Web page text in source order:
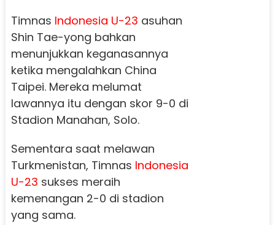
Timnas Indonesia U-23 asuhan
Shin Tae-yong bahkan
menunjukkan keganasannya
ketika mengalahkan China
Taipei. Mereka melumat
lawannya itu dengan skor 9-0 di
Stadion Manahan, Solo.
Sementara saat melawan
Turkmenistan, Timnas Indonesia
U-23 sukses meraih
kemenangan 2-0 di stadion
yang sama.